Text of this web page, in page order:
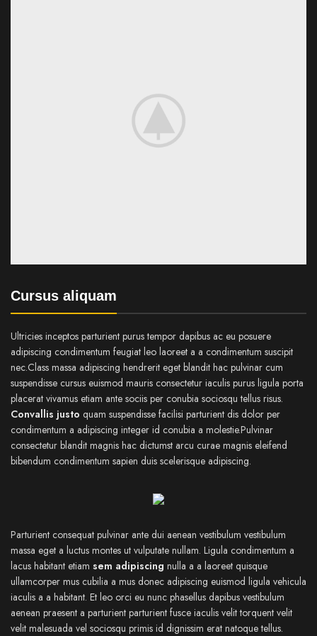
Cursus aliquam
Ultricies inceptos parturient purus tempor dapibus ac eu posuere
adipiscing condimentum feugiat leo laoreet a a condimentum suscipit
nec.Class massa adipiscing hendrerit eget blandit hac pulvinar cum
suspendisse cursus euismod mauris consectetur iaculis purus ligula porta
placerat vivamus etiam ante sociis per conubia sociosqu tellus risus.
Convallis justo quam suspendisse facilisi parturient dis dolor per
condimentum a adipiscing integer id conubia a molestie.Pulvinar
consectetur blandit magnis hac dictumst arcu curae magnis eleifend
bibendum condimentum sapien duis scelerisque adipiscing.
Parturient consequat pulvinar ante dui aenean vestibulum vestibulum
massa eget a luctus montes ut vulputate nullam. Ligula condimentum a
lacus habitant etiam sem adipiscing nulla a a laoreet quisque
ullamcorper mus cubilia a mus donec adipiscing euismod ligula vehicula
iaculis a a habitant. Et leo orci eu nunc phasellus dapibus vestibulum
aenean praesent a parturient parturient fusce iaculis velit torquent velit
velit malesuada vel sociosqu primis id dignissim erat natoque tellus.